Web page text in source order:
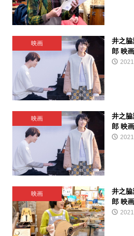
映画
井之
郎 映
映画
井之
郎 映
映画
井之
郎 映